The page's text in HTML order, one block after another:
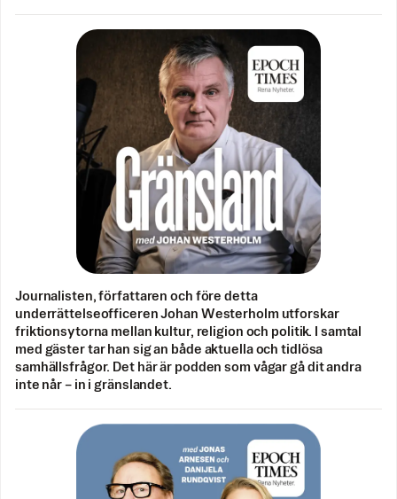
Journalisten, författaren och före detta
underrättelseofficeren Johan Westerholm utforskar
friktionsytorna mellan kultur, religion och politik. I samtal
med gäster tar han sig an både aktuella och tidlösa
samhällsfrågor. Det här är podden som vågar gå dit andra
inte når – in i gränslandet.